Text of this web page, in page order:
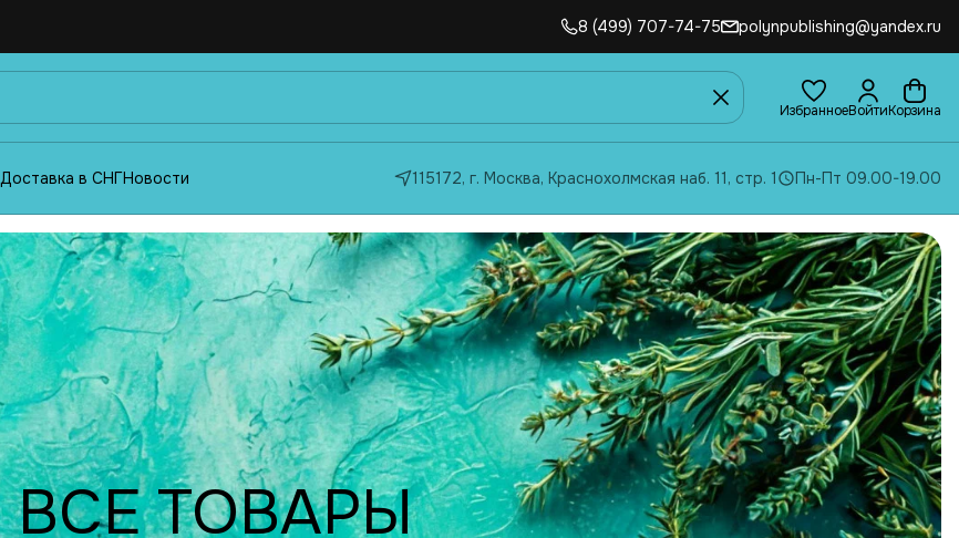
8 (499) 707-74-75 polynpublishing@yandex.ru
ИзбранноеВойтиКорзина
Доставка в СНГНовости 115172, г. Москва, Краснохолмская наб. 11, стр. 1 Пн-Пт 09.00-19.00
ВСЕ ТОВАРЫ